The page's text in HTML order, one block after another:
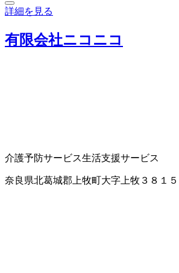
詳細を見る
有限会社ニコニコ
介護予防サービス生活支援サービス
奈良県北葛城郡上牧町大字上牧３８１５